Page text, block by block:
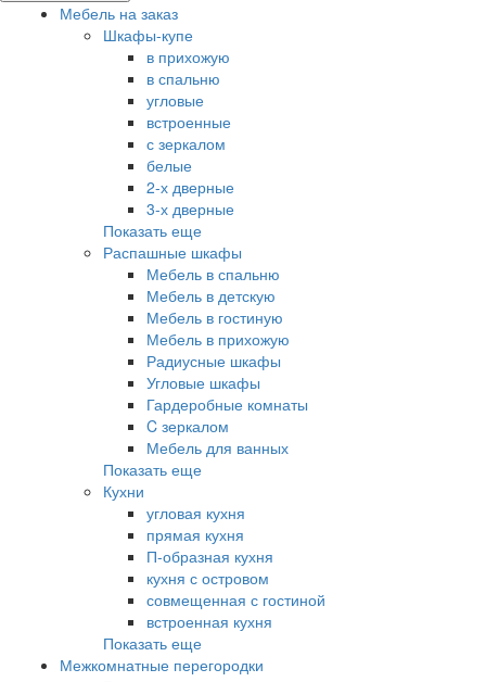
Мебель на заказ
Шкафы-купе
в прихожую
в спальню
угловые
встроенные
с зеркалом
белые
2-х дверные
3-х дверные
Показать еще
Распашные шкафы
Мебель в спальню
Мебель в детскую
Мебель в гостиную
Мебель в прихожую
Радиусные шкафы
Угловые шкафы
Гардеробные комнаты
C зеркалом
Мебель для ванных
Показать еще
Кухни
угловая кухня
прямая кухня
П-образная кухня
кухня с островом
совмещенная с гостиной
встроенная кухня
Показать еще
Межкомнатные перегородки